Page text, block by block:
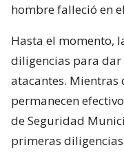
hombre falleció en
Hasta el momento,
diligencias para dar
atacantes. Mientras
permanecen
de Seguridad
primeras